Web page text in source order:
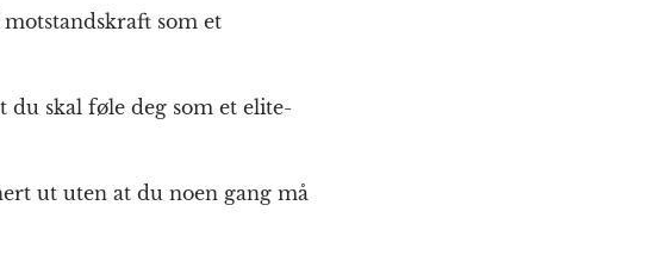
som et
du skal føle deg som et elite-
ut uten at du noen gang må